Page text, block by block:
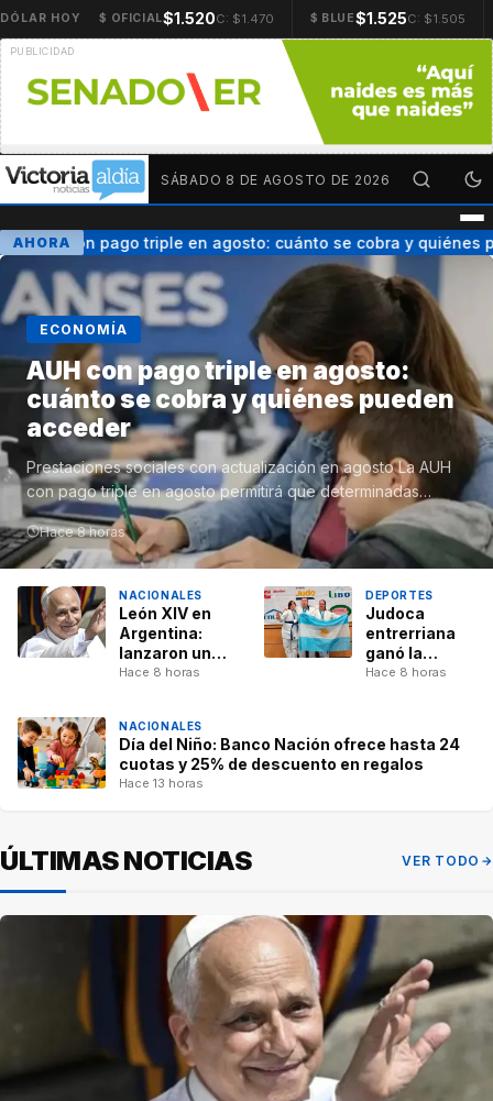
DÓLAR HOY $ OFICIAL$1.520C: $1.470 $ BLUE$1.525C: $1.505
SÁBADO 8 DE AGOSTO DE 2026
AHORA
AUH con pago triple en agosto: cuánto se cobra y quiénes
ECONOMÍA
AUH con pago triple en agosto:
cuánto se cobra y quiénes pueden
acceder
Prestaciones sociales con actualización en agosto La AUH
con pago triple en agosto permitirá que determinadas
familias reciban en forma…
Hace 8 horas
NACIONALES
León XIV en
Argentina:
lanzaron un
concurso
oficial de su
visita
Hace 8 horas
DEPORTES
Judoca
entrerriana
ganó la
medalla de
Hace 8 horas
NACIONALES
Día del Niño: Banco Nación ofrece hasta 24
cuotas y 25% de descuento en regalos
Hace 13 horas
ÚLTIMAS NOTICIAS VER TODO